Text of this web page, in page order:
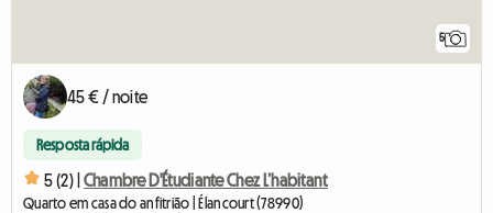
5
45 € / noite
Resposta rápida
5 (2) | Chambre D'Étudiante Chez L’habitant
Quarto em casa do anfitrião | Élancourt (78990)